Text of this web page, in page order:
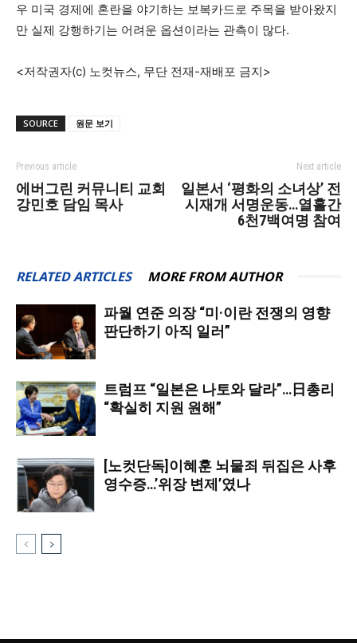
우 미국 경제에 혼란을 야기하는 보복카드로 주목을 받아왔지
만 실제 강행하기는 어려운 옵션이라는 관측이 많다.
<저작권자(c) 노컷뉴스, 무단 전재-재배포 금지>
SOURCE 원문 보기
Previous article
에버그린 커뮤니티 교회
강민호 담임 목사
Next article
일본서 ‘평화의 소녀상’ 전
시재개 서명운동…열흘간
6천7백여명 참여
RELATED ARTICLES MORE FROM AUTHOR
파월 연준 의장 “미·이란 전쟁의 영향
판단하기 아직 일러”
트럼프 “일본은 나토와 달라”…日총리
“확실히 지원 원해”
[노컷단독]이혜훈 뇌물죄 뒤집은 사후
영수증…’위장 변제’였나